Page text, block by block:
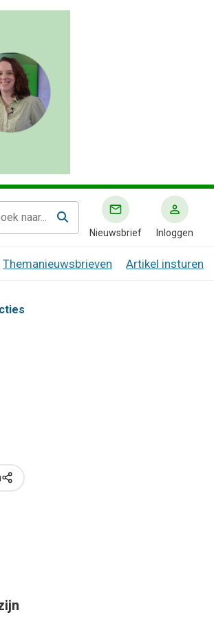
Nieuwsbrief Inloggen
Themanieuwsbrieven Artikel insturen